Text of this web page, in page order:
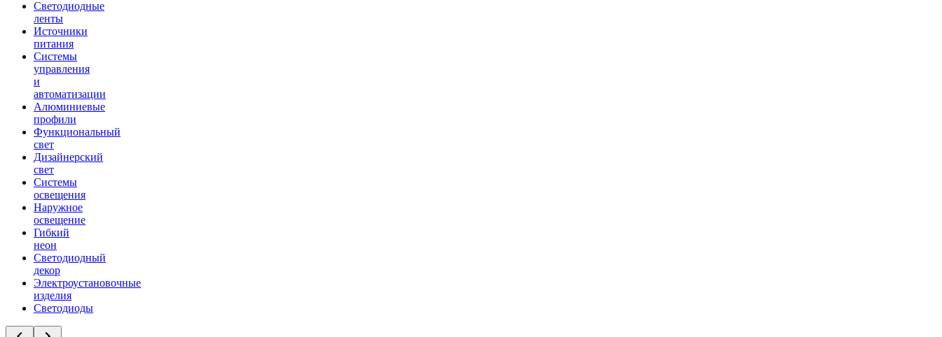
Светодиодные
ленты
Источники
питания
Системы
управления
и
автоматизации
Алюминиевые
профили
Функциональный
свет
Дизайнерский
свет
Системы
освещения
Наружное
освещение
Гибкий
неон
Светодиодный
декор
Электроустановочные
изделия
Светодиоды